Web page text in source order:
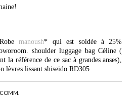
manoush* qui est soldée à 25%
shoulder luggage bag Céline (
la référence de ce sac à grandes anses),
lèvres lissant shiseido RD305